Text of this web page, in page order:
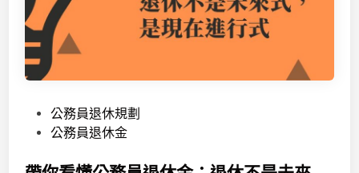
t
公務員退休規劃
公務員退休金